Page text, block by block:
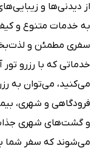
از دیدنی‌ها و
به خدمات متنوع و
سفری مطمئن و
خدماتی که با رزرو تور
می‌کنید، می‌توان به
فرودگاهی و شهری،
و گشت‌های شهری
می‌شوند که سفر شما